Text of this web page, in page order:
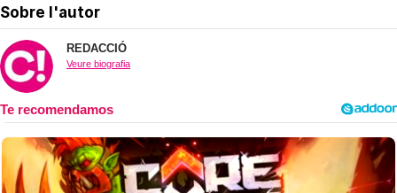
Sobre l'autor
REDACCIÓ
Veure biografia